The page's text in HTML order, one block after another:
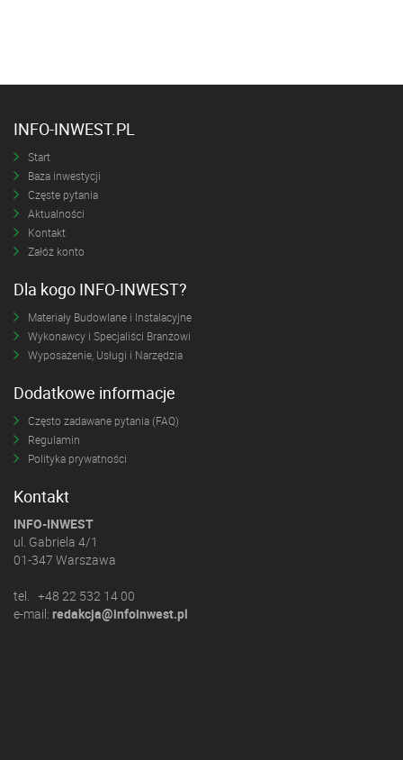
INFO-INWEST.PL
Start
Baza inwestycji
Częste pytania
Aktualności
Kontakt
Załóż konto
Dla kogo INFO-INWEST?
Materiały Budowlane i Instalacyjne
Wykonawcy i Specjaliści Branżowi
Wyposażenie, Usługi i Narzędzia
Dodatkowe informacje
Często zadawane pytania (FAQ)
Regulamin
Polityka prywatności
Kontakt
INFO-INWEST
ul. Gabriela 4/1
01-347 Warszawa
tel. +48 22 532 14 00
e-mail: redakcja@infoinwest.pl